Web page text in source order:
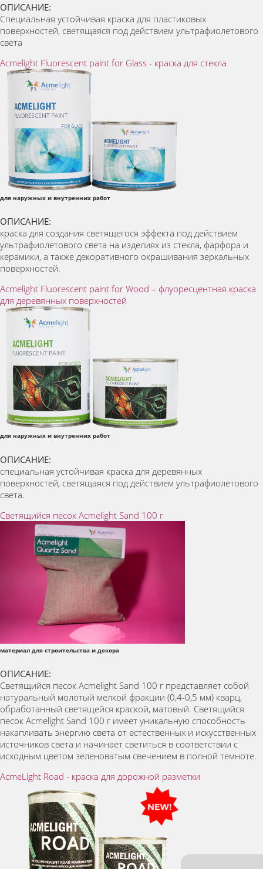
ОПИСАНИЕ:
Специальная устойчивая краска для пластиковых
поверхностей, светящаяся под действием ультрафиолетового
света
Acmelight Fluorescent paint for Glass - краска для стекла
для наружных и внутренних работ
ОПИСАНИЕ:
краска для создания светящегося эффекта под действием
ультрафиолетового света на изделиях из стекла, фарфора и
керамики, а также декоративного окрашивания зеркальных
поверхностей.
Acmelight Fluorescent paint for Wood – флуоресцентная краска
для деревянных поверхностей
для наружных и внутренних работ
ОПИСАНИЕ:
специальная устойчивая краска для деревянных
поверхностей, светящаяся под действием ультрафиолетового
света.
Светящийся песок Acmelight Sand 100 г
материал для строительства и декора
ОПИСАНИЕ:
Светящийся песок Acmelight Sand 100 г представляет собой
натуральный молотый мелкой фракции (0,4-0,5 мм) кварц,
обработанный светящейся краской, матовый. Светящийся
песок Acmelight Sand 100 г имеет уникальную способность
накапливать энергию света от естественных и искусственных
источников света и начинает светиться в соответствии с
исходным цветом зеленоватым свечением в полной темноте.
AcmeLight Road - краска для дорожной разметки